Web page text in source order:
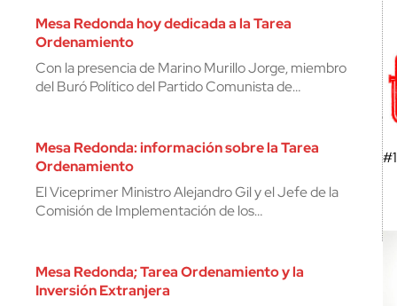
Mesa Redonda hoy dedicada a la Tarea
Ordenamiento
Con la presencia de Marino Murillo Jorge, miembro
del Buró Político del Partido Comunista de…
Mesa Redonda: información sobre la Tarea
Ordenamiento
El Viceprimer Ministro Alejandro Gil y el Jefe de la
Comisión de Implementación de los…
Mesa Redonda; Tarea Ordenamiento y la
Inversión Extranjera